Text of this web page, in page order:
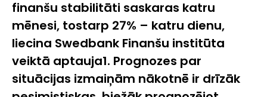
finanšu stabilitāti saskaras katru
mēnesi, tostarp 27% – katru dienu,
liecina Swedbank Finanšu institūta
veiktā aptauja1. Prognozes par
situācijas izmaiņām nākotnē ir drīzāk